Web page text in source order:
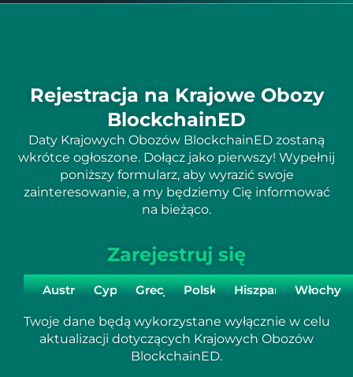
Rejestracja na Krajowe Obozy
BlockchainED
Daty Krajowych Obozów BlockchainED zostaną
wkrótce ogłoszone. Dołącz jako pierwszy! Wypełnij
poniższy formularz, aby wyrazić swoje
zainteresowanie, a my będziemy Cię informować
na bieżąco.
Zarejestruj się
Austria Cypr Grecja Polska HiszpaniaWłochy
Twoje dane będą wykorzystane wyłącznie w celu
aktualizacji dotyczących Krajowych Obozów
BlockchainED.